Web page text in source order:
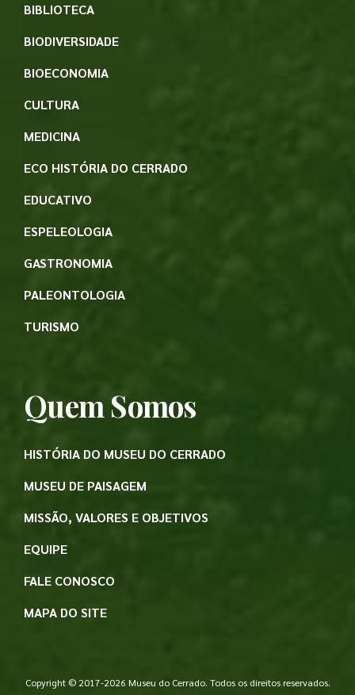
BIBLIOTECA
BIODIVERSIDADE
BIOECONOMIA
CULTURA
MEDICINA
ECO HISTÓRIA DO CERRADO
EDUCATIVO
ESPELEOLOGIA
GASTRONOMIA
PALEONTOLOGIA
TURISMO
Quem Somos
HISTÓRIA DO MUSEU DO CERRADO
MUSEU DE PAISAGEM
MISSÃO, VALORES E OBJETIVOS
EQUIPE
FALE CONOSCO
MAPA DO SITE
Copyright © 2017-2026 Museu do Cerrado. Todos os direitos reservados.